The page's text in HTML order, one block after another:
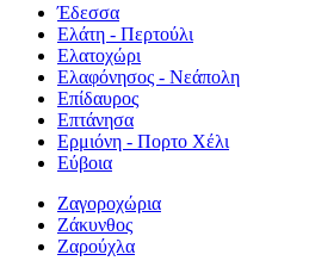
Έδεσσα
Ελάτη - Περτούλι
Ελατοχώρι
Ελαφόνησος - Νεάπολη
Επίδαυρος
Επτάνησα
Ερμιόνη - Πορτο Χέλι
Εύβοια
Ζαγοροχώρια
Ζάκυνθος
Ζαρούχλα